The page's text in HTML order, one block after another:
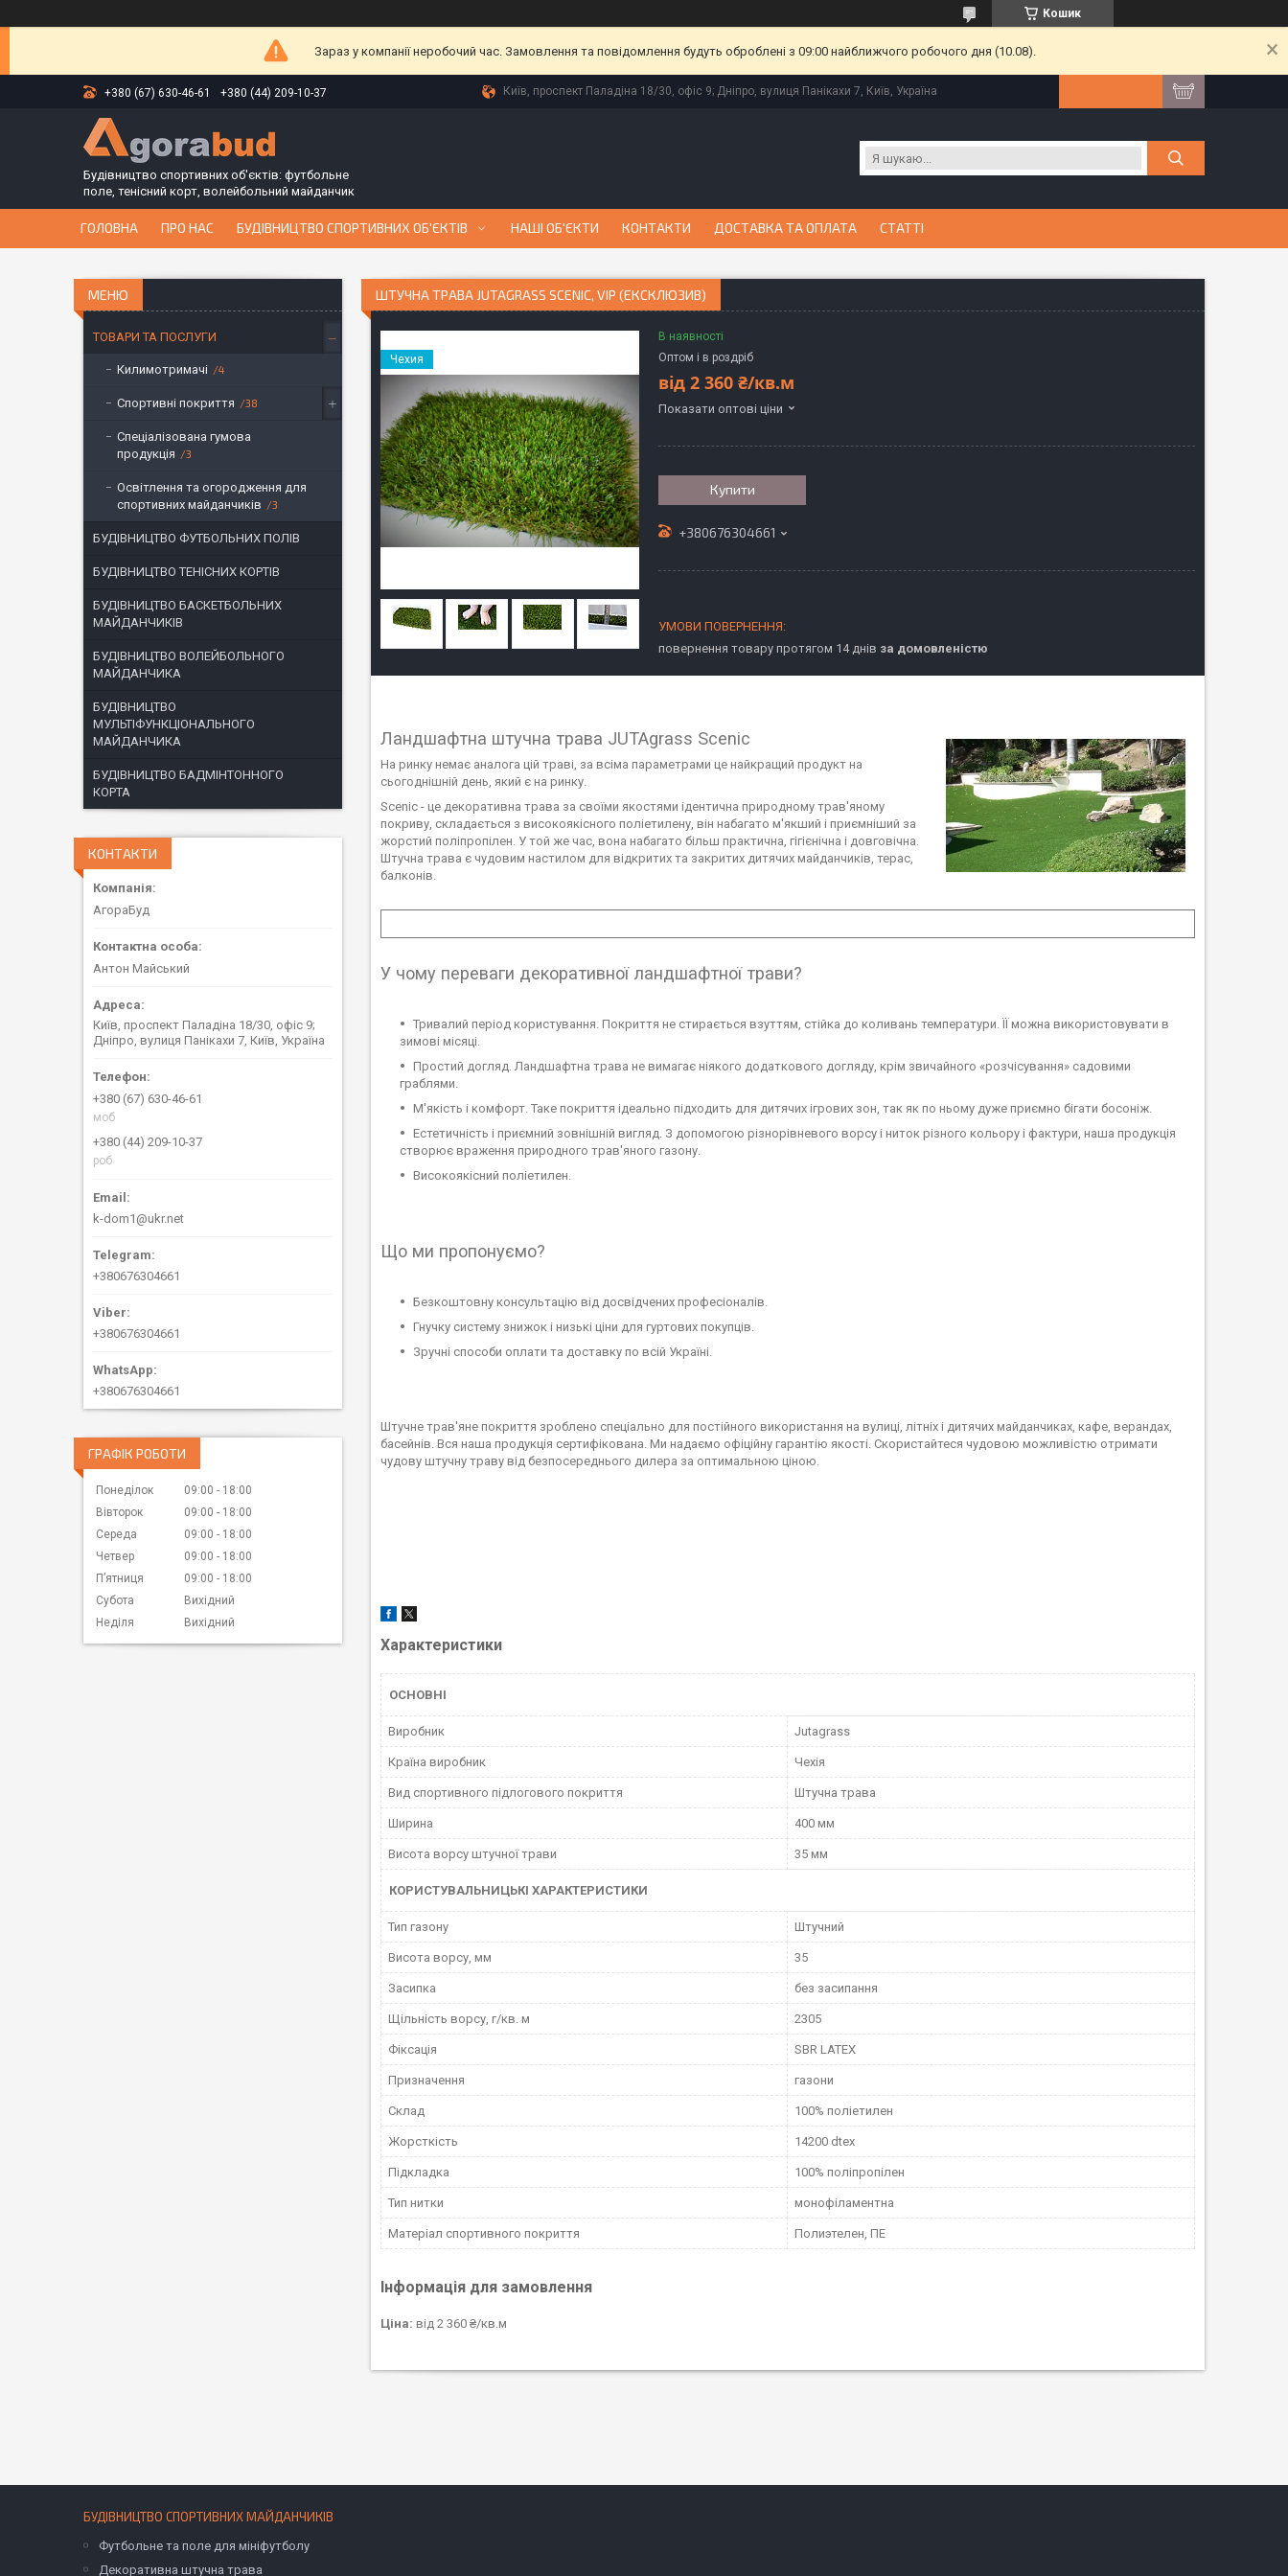
Кошик
Зараз у компанії неробочий час. Замовлення та повідомлення будуть оброблені з 09:00 найближчого робочого дня (10.08).
+380 (67) 630-46-61 +380 (44) 209-10-37 Київ, проспект Паладіна 18/30, офіс 9; Дніпро, вулиця Панікахи 7, Київ, Україна
Будівництво спортивних об'єктів: футбольне
поле, тенісний корт, волейбольний майданчик
ГОЛОВНА ПРО НАС БУДІВНИЦТВО СПОРТИВНИХ ОБ'ЄКТІВ НАШІ ОБ'ЄКТИ КОНТАКТИ ДОСТАВКА ТА ОПЛАТА СТАТТІ
ШТУЧНА ТРАВА JUTAGRASS SCENIC, VIP (ЕКСКЛЮЗИВ)
Чехия
В наявності
Оптом і в роздріб
від 2 360 ₴/кв.м
Показати оптові ціни
Купити
+380676304661
повернення товару протягом 14 днів за домовленістю
Ландшафтна штучна трава JUTAgrass Scenic
На ринку немає аналога цій траві, за всіма параметрами це найкращий продукт на
сьогоднішній день, який є на ринку.
Scenic - це декоративна трава за своїми якостями ідентична природному трав'яному
покриву, складається з високоякісного поліетилену, він набагато м'якший і приємніший за
жорстий поліпропілен. У той же час, вона набагато більш практична, гігієнічна і довговічна.
Штучна трава є чудовим настилом для відкритих та закритих дитячих майданчиків, терас,
балконів.
У чому переваги декоративної ландшафтної трави?
Тривалий період користування. Покриття не стирається взуттям, стійка до коливань температури. ЇЇ можна використовувати в
зимові місяці.
Простий догляд. Ландшафтна трава не вимагає ніякого додаткового догляду, крім звичайного «розчісування» садовими
граблями.
М'якість і комфорт. Таке покриття ідеально підходить для дитячих ігрових зон, так як по ньому дуже приємно бігати босоніж.
Естетичність і приємний зовнішній вигляд. З допомогою різнорівневого ворсу і ниток різного кольору і фактури, наша продукція
створює враження природного трав'яного газону.
Високоякісний поліетилен.
Що ми пропонуємо?
Безкоштовну консультацію від досвідчених професіоналів.
Гнучку систему знижок і низькі ціни для гуртових покупців.
Зручні способи оплати та доставку по всій Україні.
Штучне трав'яне покриття зроблено спеціально для постійного використання на вулиці, літніх і дитячих майданчиках, кафе, верандах,
басейнів. Вся наша продукція сертифікована. Ми надаємо офіційну гарантію якості. Скористайтеся чудовою можливістю отримати
чудову штучну траву від безпосереднього дилера за оптимальною ціною.
Характеристики
ОСНОВНІ
Виробник Jutagrass
Країна виробник Чехія
Вид спортивного підлогового покриття Штучна трава
Ширина 400 мм
Висота ворсу штучної трави 35 мм
КОРИСТУВАЛЬНИЦЬКІ ХАРАКТЕРИСТИКИ
Тип газону Штучний
Висота ворсу, мм 35
Засипка без засипання
Щільність ворсу, г/кв. м 2305
Фіксація SBR LATEX
Призначення газони
Склад 100% поліетилен
Жорсткість 14200 dtex
Підкладка 100% поліпропілен
Тип нитки монофіламентна
Матеріал спортивного покриття Полиэтелен, ПЕ
Інформація для замовлення
Ціна: від 2 360 ₴/кв.м
ТОВАРИ ТА ПОСЛУГИ
Килимотримачі 4
Спортивні покриття 38
Спеціалізована гумова
продукція
3
Освітлення та огородження для
спортивних майданчиків
3
БУДІВНИЦТВО ФУТБОЛЬНИХ ПОЛІВ
БУДІВНИЦТВО ТЕНІСНИХ КОРТІВ
БУДІВНИЦТВО БАСКЕТБОЛЬНИХ
МАЙДАНЧИКІВ
БУДІВНИЦТВО ВОЛЕЙБОЛЬНОГО
МАЙДАНЧИКА
БУДІВНИЦТВО
МУЛЬТІФУНКЦІОНАЛЬНОГО
МАЙДАНЧИКА
БУДІВНИЦТВО БАДМІНТОННОГО
КОРТА
КОНТАКТИ
АгораБуд
Антон Майський
Київ, проспект Паладіна 18/30, офіс 9;
Дніпро, вулиця Панікахи 7, Київ, Україна
+380 (67) 630-46-61
моб
+380 (44) 209-10-37
роб
k-dom1@ukr.net
+380676304661
+380676304661
+380676304661
ГРАФІК РОБОТИ
Понеділок 09:00
18:00
Вівторок
09:00
18:00
Середа
09:00
18:00
Четвер
09:00
18:00
Пʼятниця
09:00
18:00
Субота
Вихідний
Неділя
Вихідний
БУДІВНИЦТВО СПОРТИВНИХ МАЙДАНЧИКІВ
Футбольне та поле для мініфутболу
Декоративна штучна трава